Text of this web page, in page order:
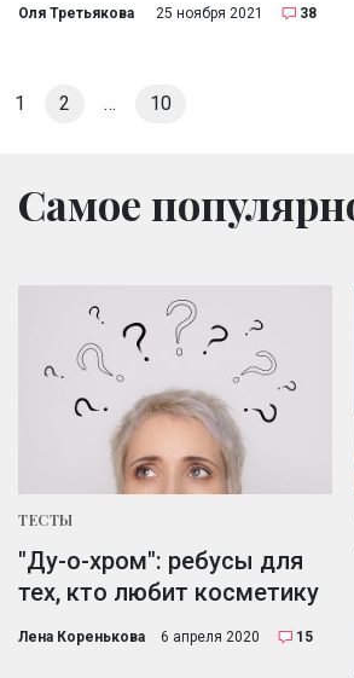
Оля Третьякова 25 ноября 2021 38
1 2 … 10
Самое
ТЕСТЫ
"Ду-о-хром": ребусы для
тех, кто любит косметику
Лена Коренькова 6 апреля 2020 15